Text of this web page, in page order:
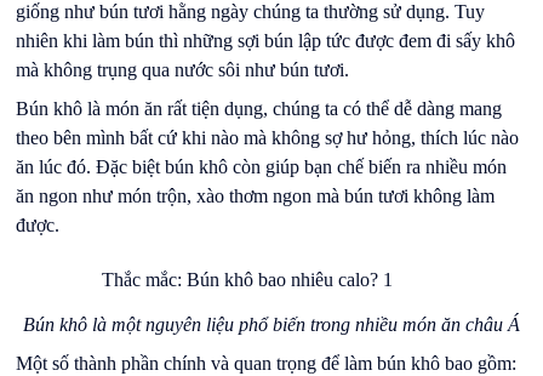
giống như bún tươi hằng ngày chúng ta thường sử dụng. Tuy
nhiên khi làm bún thì những sợi bún lập tức được đem đi sấy khô
mà không trụng qua nước sôi như bún tươi.
Bún khô là món ăn rất tiện dụng, chúng ta có thể dễ dàng mang
theo bên mình bất cứ khi nào mà không sợ hư hỏng, thích lúc nào
ăn lúc đó. Đặc biệt bún khô còn giúp bạn chế biến ra nhiều món
ăn ngon như món trộn, xào thơm ngon mà bún tươi không làm
được.
Bún khô là một nguyên liệu phổ biến trong nhiều món ăn châu Á
Một số thành phần chính và quan trọng để làm bún khô bao gồm: